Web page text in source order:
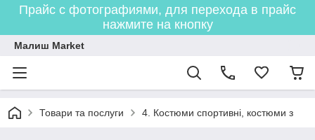
Прайс с фотографиями, для перехода в прайс
нажмите на кнопку
Малиш Market
Товари та послуги 4. Костюми спортивні, костюми з